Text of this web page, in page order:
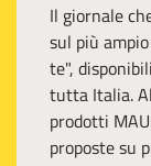
Il giornale
sul più
te",
tutta Italia.
prodotti
proposte su